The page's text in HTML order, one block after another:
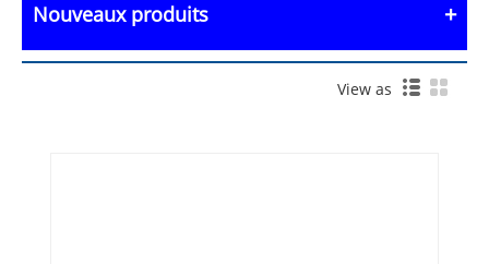
Nouveaux produits
View as